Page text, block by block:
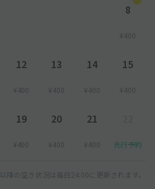
8
¥400
12
¥400
13
¥400
14
¥400
15
¥400
19
¥400
20
¥400
21
¥400 先行予約
以降の空き状況は毎日24:00に更新されます。